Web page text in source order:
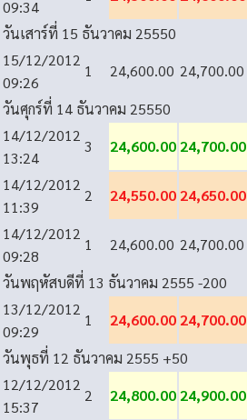
09:34
วันเสาร์ที่ 15 ธันวาคม 25550
15/12/2012
09:26
1 24,600.00 24,700.00
วันศุกร์ที่ 14 ธันวาคม 25550
14/12/2012
13:24
3 24,600.00 24,700.00
14/12/2012
11:39
2 24,550.00 24,650.00
14/12/2012
09:28
1 24,600.00 24,700.00
วันพฤหัสบดีที่ 13 ธันวาคม 2555 -200
13/12/2012
09:29
1 24,600.00 24,700.00
วันพุธที่ 12 ธันวาคม 2555 +50
12/12/2012
15:37
2 24,800.00 24,900.00